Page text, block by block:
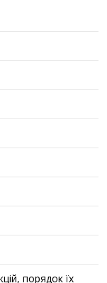
порядок їх